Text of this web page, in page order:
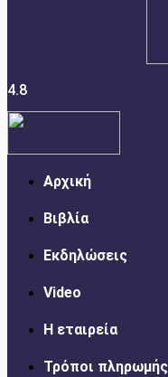
4.8
Αρχική
Βιβλία
Εκδηλώσεις
Video
Η εταιρεία
Τρόποι πληρωμής